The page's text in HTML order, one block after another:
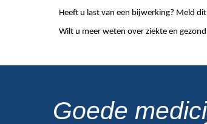
Heeft u last van een bijwerking? Meld
Wilt u meer weten over ziekte en
Goede